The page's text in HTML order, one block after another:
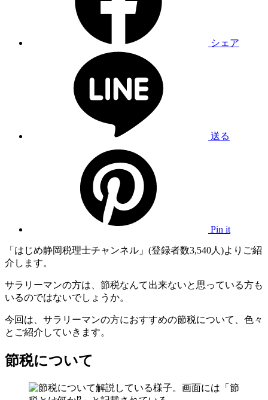
シェア
送る
Pin it
「はじめ静岡税理士チャンネル」(登録者数3,540人)よりご紹
介します。
サラリーマンの方は、節税なんて出来ないと思っている方も
いるのではないでしょうか。
今回は、サラリーマンの方におすすめの節税について、色々
とご紹介していきます。
節税について